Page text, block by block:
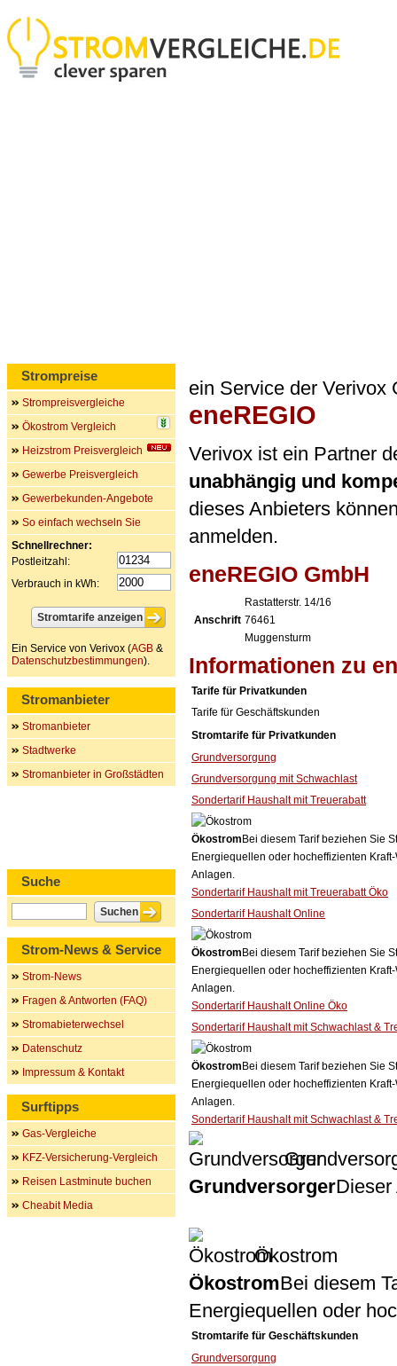
ein Service der Verivox
eneREGIO
Verivox ist ein Partner
unabhängig und
dieses Anbieters
anmelden.
eneREGIO GmbH
Anschrift
Rastatterstr. 14/16
76461
Muggensturm
Informationen zu
Tarife für Privatkunden
Tarife für Geschäftskunden
Stromtarife für Privatkunden
Grundversorgung
Grundversorgung mit Schwachlast
Sondertarif Haushalt mit Treuerabatt
Ökostrom Bei diesem Tarif beziehen Sie
Energiequellen oder hocheffizienten
Anlagen.
Sondertarif Haushalt mit Treuerabatt Öko
Sondertarif Haushalt Online
Ökostrom Bei diesem Tarif beziehen Sie
Energiequellen oder hocheffizienten
Anlagen.
Sondertarif Haushalt Online Öko
Sondertarif Haushalt mit Schwachlast &
Ökostrom Bei diesem Tarif beziehen Sie
Energiequellen oder hocheffizienten
Anlagen.
Sondertarif Haushalt mit Schwachlast &
GrundversorgerDieser
Ökostrom
ÖkostromBei diesem
Energiequellen oder
Stromtarife für Geschäftskunden
Grundversorgung
Strompreise
Strompreisvergleiche
Ökostrom Vergleich
Heizstrom Preisvergleich
Gewerbe Preisvergleich
Gewerbekunden-Angebote
So einfach wechseln Sie
Schnellrechner:
Postleitzahl:
Verbrauch in kWh:
Ein Service von Verivox (AGB &
Datenschutzbestimmungen).
Stromanbieter
Stromanbieter
Stadtwerke
Stromanbieter in Großstädten
Suche
Strom-News & Service
Strom-News
Fragen & Antworten (FAQ)
Stromabieterwechsel
Datenschutz
Impressum & Kontakt
Surftipps
Gas-Vergleiche
KFZ-Versicherung-Vergleich
Reisen Lastminute buchen
Cheabit Media